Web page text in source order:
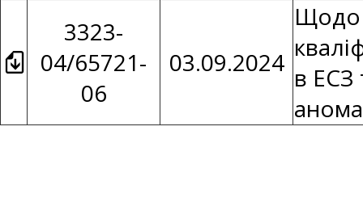
3323-
04/65721-
06
03.09.2024
Щодо
в ЕСЗ